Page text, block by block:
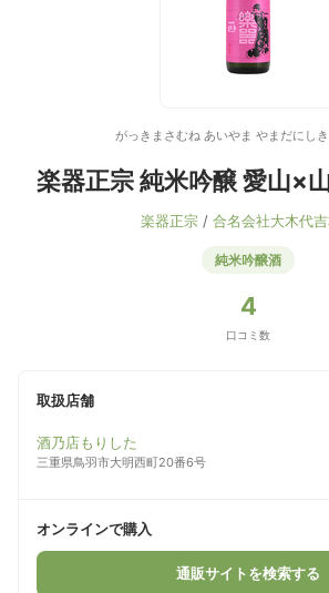
がっきまさむね あいやま やまだにし
楽器正宗 純米吟醸 愛山×
楽器正宗/ 合名会社大木代
純米吟醸酒
4
口コミ数
取扱店舗
酒乃店もりした
三重県鳥羽市大明西町20番6号
オンラインで購入
通販サイトを検索する